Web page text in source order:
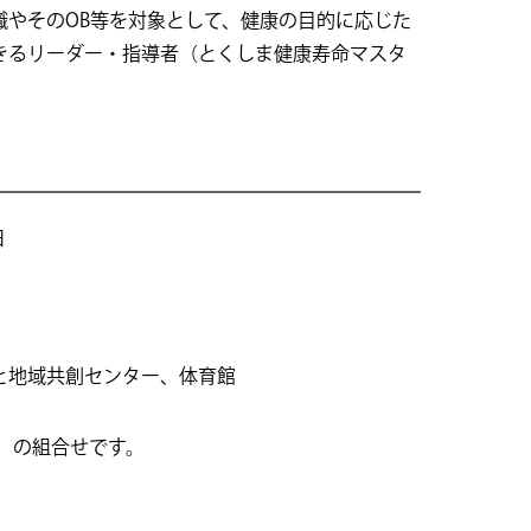
そのOB等を対象として、健康の目的に応じた
リーダー・指導者（とくしま健康寿命マスタ
域共創センター、体育館
組合せです。